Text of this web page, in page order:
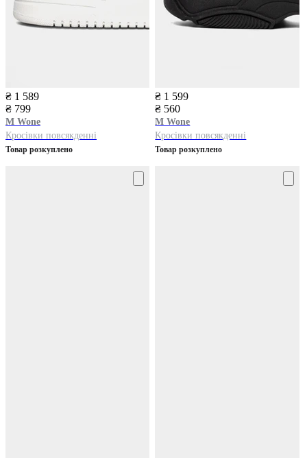
₴ 1 589
₴ 799
M Wone
Кросівки повсякденні
Товар розкуплено
₴ 1 599
₴ 560
M Wone
Кросівки повсякденні
Товар розкуплено